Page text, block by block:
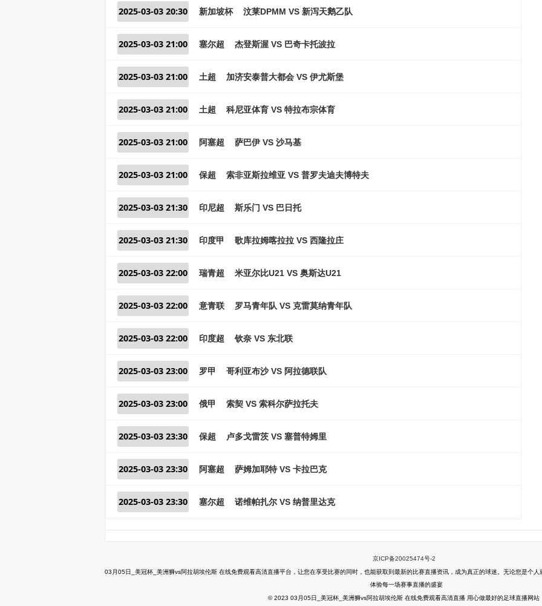
2025-03-03 20:30 新加坡杯 汶莱DPMM VS 新泻天鹅乙队
2025-03-03 21:00 塞尔超 杰登斯渥 VS 巴奇卡托波拉
2025-03-03 21:00 土超 加济安泰普大都会 VS 伊尤斯堡
2025-03-03 21:00 土超 科尼亚体育 VS 特拉布宗体育
2025-03-03 21:00 阿塞超 萨巴伊 VS 沙马基
2025-03-03 21:00 保超 索非亚斯拉维亚 VS 普罗夫迪夫博特夫
2025-03-03 21:30 印尼超 斯乐门 VS 巴日托
2025-03-03 21:30 印度甲 歌库拉姆喀拉拉 VS 西隆拉庄
2025-03-03 22:00 瑞青超 米亚尔比U21 VS 奥斯达U21
2025-03-03 22:00 意青联 罗马青年队 VS 克雷莫纳青年队
2025-03-03 22:00 印度超 钦奈 VS 东北联
2025-03-03 23:00 罗甲 哥利亚布沙 VS 阿拉德联队
2025-03-03 23:00 俄甲 索契 VS 索科尔萨拉托夫
2025-03-03 23:30 保超 卢多戈雷茨 VS 塞普特姆里
2025-03-03 23:30 阿塞超 萨姆加耶特 VS 卡拉巴克
2025-03-03 23:30 塞尔超 诺维帕扎尔 VS 纳普里达克
京ICP备20025474号-2
03月05日_美冠杯_美洲狮vs阿拉胡埃伦斯 在线免费观看高清直播平台，让您在享受比赛的同时，也能获取到最新的比赛直播资讯，成为真正的球迷。无论您是个
体验每一场赛事直播的盛宴
© 2023 03月05日_美冠杯_美洲狮vs阿拉胡埃伦斯 在线免费观看高清直播 用心做最好的足球直播网站